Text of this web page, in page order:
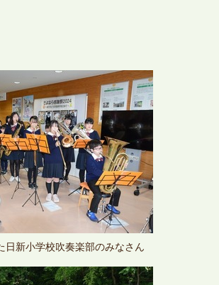
日新小学校吹奏楽部のみなさん